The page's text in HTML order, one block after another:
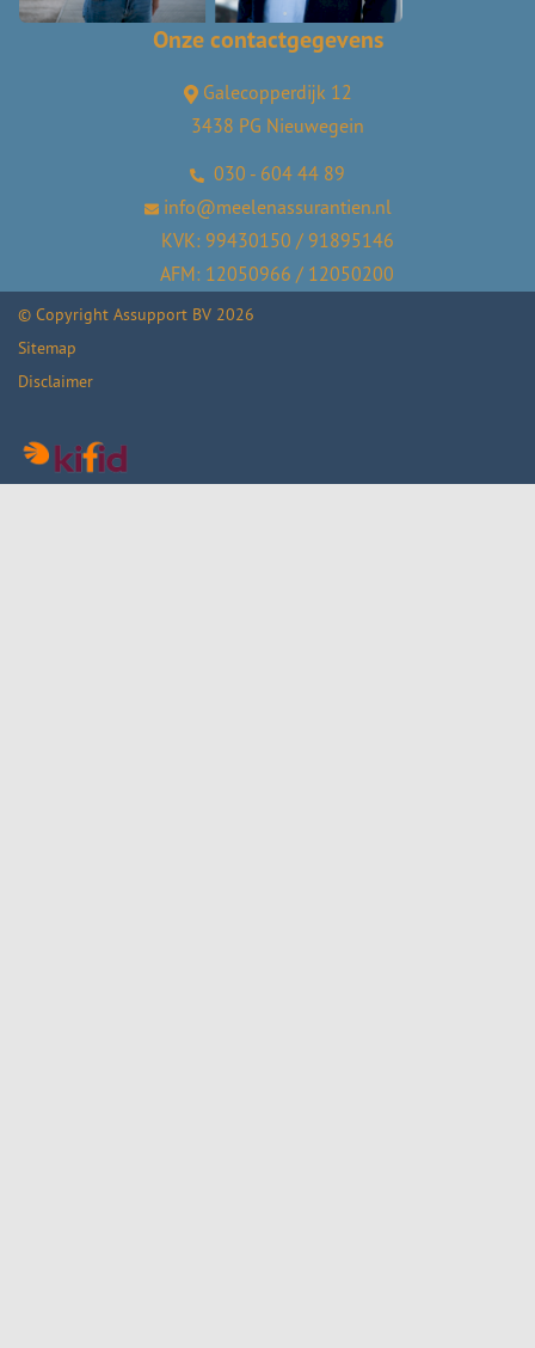
Onze contactgegevens
Galecopperdijk 12
3438 PG Nieuwegein
030 - 604 44 89
info@meelenassurantien.nl
KVK: 99430150 / 91895146
AFM: 12050966 / 12050200
© Copyright Assupport BV 2026
Sitemap
Disclaimer